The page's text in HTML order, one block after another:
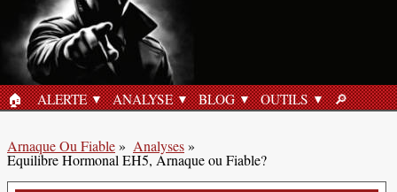
ACCUEIL
🏠︎ ALERTE ANALYSE BLOG OUTILS 🔎︎
Arnaque Ou Fiable» Analyses»
Equilibre Hormonal EH5, Arnaque ou Fiable?